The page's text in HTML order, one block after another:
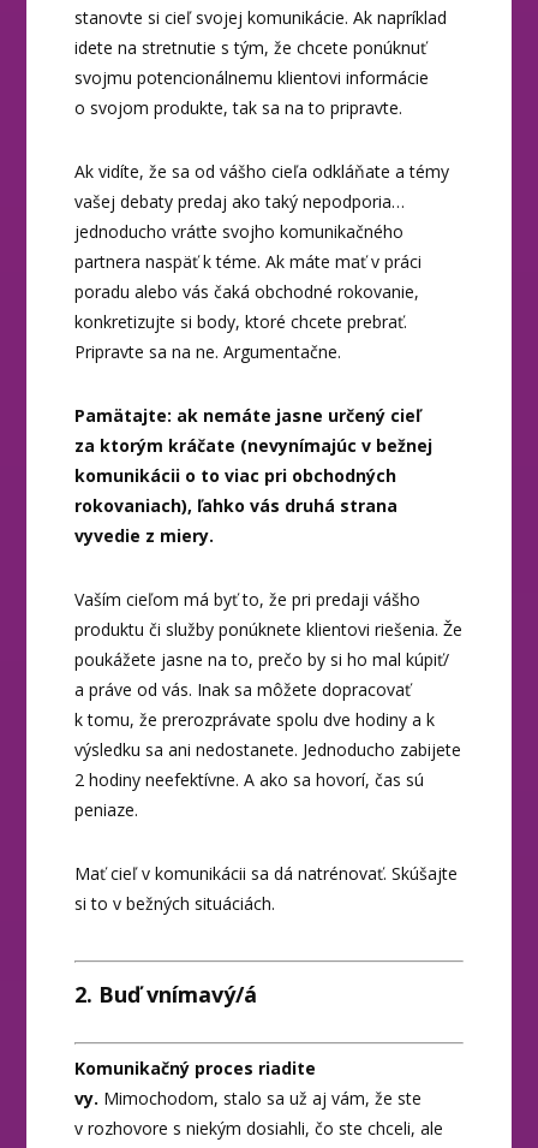
stanovte si cieľ svojej komunikácie. Ak napríklad
idete na stretnutie s tým, že chcete ponúknuť
svojmu potencionálnemu klientovi informácie
o svojom produkte, tak sa na to pripravte.
Ak vidíte, že sa od vášho cieľa odkláňate a témy
vašej debaty predaj ako taký nepodporia…
jednoducho vráťte svojho komunikačného
partnera naspäť k téme. Ak máte mať v práci
poradu alebo vás čaká obchodné rokovanie,
konkretizujte si body, ktoré chcete prebrať.
Pripravte sa na ne. Argumentačne.
Pamätajte: ak nemáte jasne určený cieľ
za ktorým kráčate (nevynímajúc v bežnej
komunikácii o to viac pri obchodných
rokovaniach), ľahko vás druhá strana
vyvedie z miery.
Vaším cieľom má byť to, že pri predaji vášho
produktu či služby ponúknete klientovi riešenia. Že
poukážete jasne na to, prečo by si ho mal kúpiť/
a práve od vás. Inak sa môžete dopracovať
k tomu, že prerozprávate spolu dve hodiny a k
výsledku sa ani nedostanete. Jednoducho zabijete
2 hodiny neefektívne. A ako sa hovorí, čas sú
peniaze.
Mať cieľ v komunikácii sa dá natrénovať. Skúšajte
si to v bežných situáciách.
2. Buď vnímavý/á
Komunikačný proces riadite
vy. Mimochodom, stalo sa už aj vám, že ste
v rozhovore s niekým dosiahli, čo ste chceli, ale